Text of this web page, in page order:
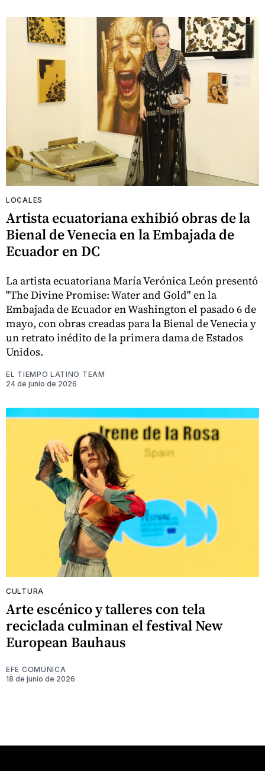
LOCALES
Artista ecuatoriana exhibió obras de la
Bienal de Venecia en la Embajada de
Ecuador en DC
La artista ecuatoriana María Verónica León presentó
"The Divine Promise: Water and Gold" en la
Embajada de Ecuador en Washington el pasado 6 de
mayo, con obras creadas para la Bienal de Venecia y
un retrato inédito de la primera dama de Estados
Unidos.
EL TIEMPO LATINO TEAM
24 de junio de 2026
CULTURA
Arte escénico y talleres con tela
reciclada culminan el festival New
European Bauhaus
EFE COMUNICA
18 de junio de 2026